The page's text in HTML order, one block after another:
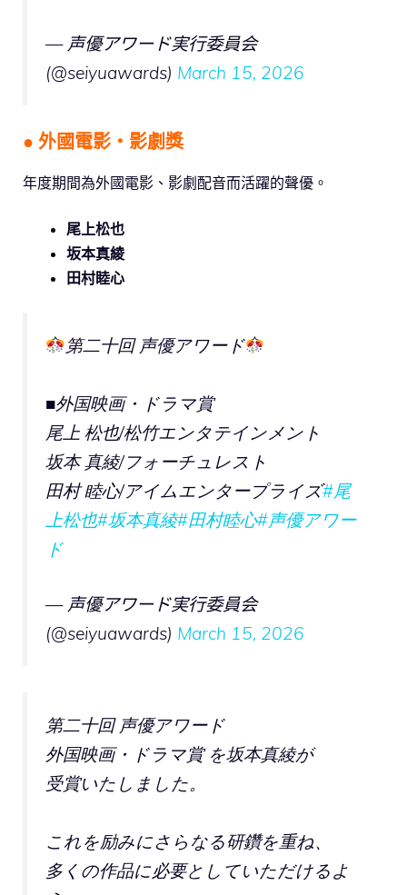
— 声優アワード実行委員会
(@seiyuawards) March 15, 2026
● 外國電影・影劇獎
年度期間為外國電影、影劇配音而活躍的聲優。
尾上松也
坂本真綾
田村睦心
第二十回 声優アワード
■外国映画・ドラマ賞
尾上 松也/松竹エンタテインメント
坂本 真綾/フォーチュレスト
⽥村 睦⼼/アイムエンタープライズ#尾
上松也#坂本真綾#田村睦心#声優アワー
ド
— 声優アワード実行委員会
(@seiyuawards) March 15, 2026
第二十回 声優アワード
外国映画・ドラマ賞 を坂本真綾が
受賞いたしました。
これを励みにさらなる研鑽を重ね、
多くの作品に必要としていただけるよ